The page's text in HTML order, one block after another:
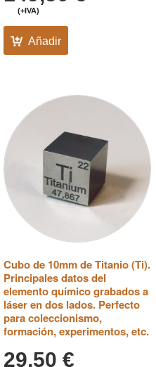
(+IVA)
Añadir
Cubo de 10mm de Titanio (Ti).
Principales datos del
elemento químico grabados a
láser en dos lados. Perfecto
para coleccionismo,
formación, experimentos, etc.
29,50 €